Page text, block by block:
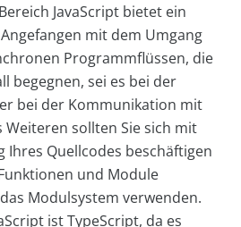
JavaScript bietet ein
mit dem Umgang
Programmflüssen, die
begegnen, sei es bei der
bei der Kommunikation mit
Weiteren sollten Sie sich mit
Quellcodes beschäftigen
und Module
Modulsystem verwenden.
ist TypeScript, da es